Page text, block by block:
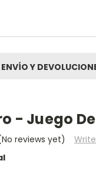
ENVÍO Y
- Juego
reviews yet)